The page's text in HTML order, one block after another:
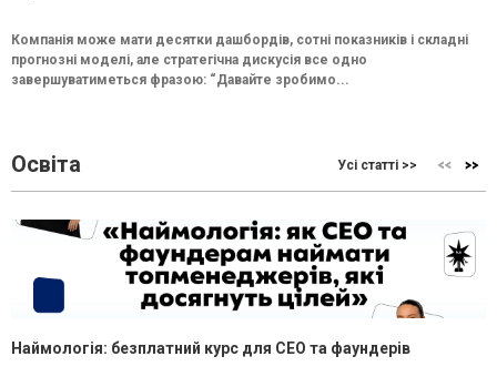
Компанія може мати десятки дашбордів, сотні показників і складні
прогнозні моделі, але стратегічна дискусія все одно
завершуватиметься фразою: “Давайте зробимо...
Освіта Усі статті >>
Наймологія: безплатний курс для CEO та фаундерів